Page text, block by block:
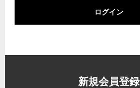
ログイン
新規会員登録